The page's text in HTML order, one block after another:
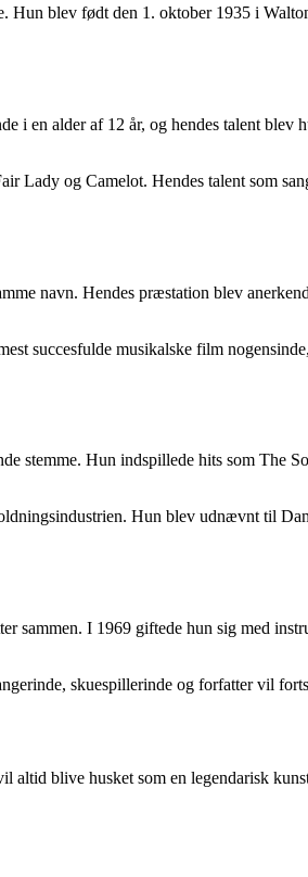
Hun blev født den 1. oktober 1935 i
i en alder af 12 år, og hendes talent
Lady og Camelot. Hendes talent som
navn. Hendes præstation blev
succesfulde musikalske film
stemme. Hun indspillede hits som The
Hun blev udnævnt til
sammen. I 1969 giftede hun sig med
skuespillerinde og forfatter vil
blive husket som en legendarisk